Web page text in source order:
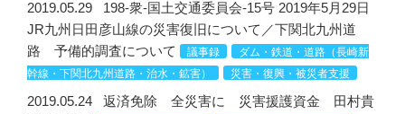
2019.05.29
198-衆-国土交通委員会-15号 2019年5月29日
JR九州日田彦山線の災害復旧について／下関北九州道
路 予備的調査について
議事録
ダム・鉄道・道路（長崎新
幹線・下関北九州道路・治水・鉱害）
災害・復興・被災者支援
2019.05.24
返済免除 全災害に 災害援護資金 田村貴